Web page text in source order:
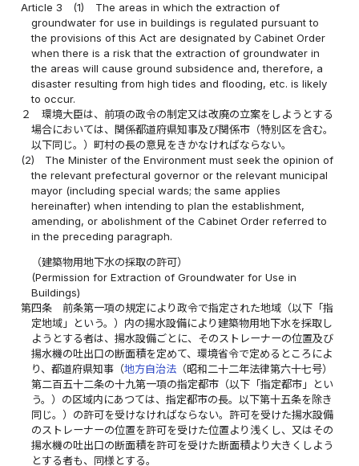
Article 3
(1)
The areas in which the extraction of
groundwater for use in buildings is regulated pursuant to
the provisions of this Act are designated by Cabinet Order
when there is a risk that the extraction of groundwater in
the areas will cause ground subsidence and, therefore, a
disaster resulting from high tides and flooding, etc. is likely
to occur.
２
環境大臣は、前項の政令の制定又は改廃の立案をしようとする
場合においては、関係都道府県知事及び関係市（特別区を含む。
以下同じ。）町村の長の意見をきかなければならない。
(2)
The Minister of the Environment must seek the opinion of
the relevant prefectural governor or the relevant municipal
mayor (including special wards; the same applies
hereinafter) when intending to plan the establishment,
amending, or abolishment of the Cabinet Order referred to
in the preceding paragraph.
（建築物用地下水の採取の許可）
(Permission for Extraction of Groundwater for Use in
Buildings)
第四条
前条第一項の規定により政令で指定された地域（以下「指
定地域」という。）内の揚水設備により建築物用地下水を採取し
ようとする者は、揚水設備ごとに、そのストレーナーの位置及び
揚水機の吐出口の断面積を定めて、環境省令で定めるところによ
り、都道府県知事（地方自治法 （昭和二十二年法律第六十七号）
第二百五十二条の十九第一項の指定都市（以下「指定都市」とい
う。）の区域内にあつては、指定都市の長。以下第十五条を除き
同じ。）の許可を受けなければならない。許可を受けた揚水設備
のストレーナーの位置を許可を受けた位置より浅くし、又はその
揚水機の吐出口の断面積を許可を受けた断面積より大きくしよう
とする者も、同様とする。